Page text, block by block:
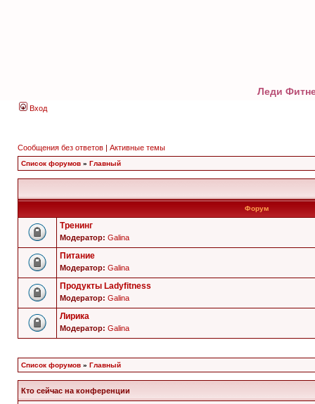
Леди
Вход
Сообщения без ответов | Активные темы
Список форумов » Главный
Форум
Тренинг
Модератор: Galina
Питание
Модератор: Galina
Продукты Ladyfitness
Модератор: Galina
Лирика
Модератор: Galina
Список форумов » Главный
Кто сейчас на конференции